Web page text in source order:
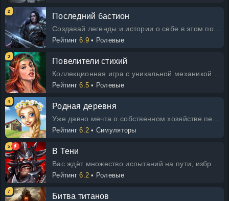
2 Последний бастион
Рейтинг6.9 • Ролевые
3 Повелители стихий
Рейтинг6.5 • Ролевые
4 Родная деревня
Рейтинг6.2 • Симуляторы
5 В Тени
Рейтинг6.2 • Ролевые
7 Битва титанов